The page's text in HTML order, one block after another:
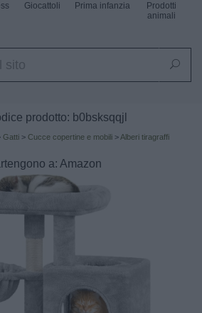
Giocattoli Prima infanzia
Prodotti
animali
prodotto: b0bsksqqjl
Gatti > Cucce copertine e mobili > Alberi tiragraffi
a: Amazon